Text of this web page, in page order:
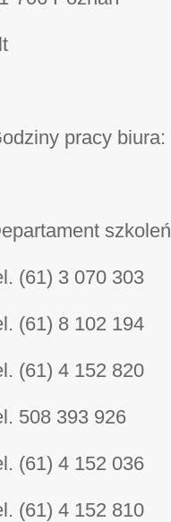
pracy
(61) 3 070 303
(61) 8 102 194
(61) 4 152 820
508 393 926
(61) 4 152 036
(61) 4 152 810